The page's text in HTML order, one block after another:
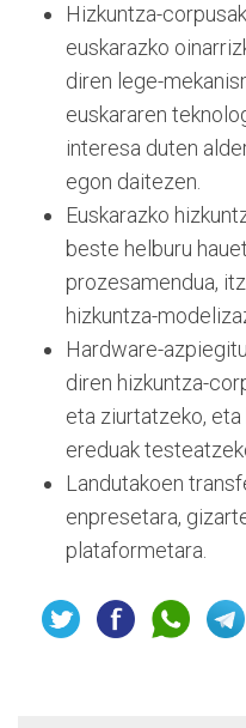
Hizkuntza-
euskarazko
diren lege-
euskararen
interesa duten
egon daitezen.
Euskarazko
beste helburu
prozesamendua,
hizkuntza-
Hardware-
diren hizkuntza-
eta ziurtatzeko,
ereduak
Landutakoen
enpresetara,
plataformetara.